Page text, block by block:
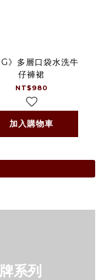
》多層口袋水洗牛
仔褲裙
NT$980
加入購物車
系列